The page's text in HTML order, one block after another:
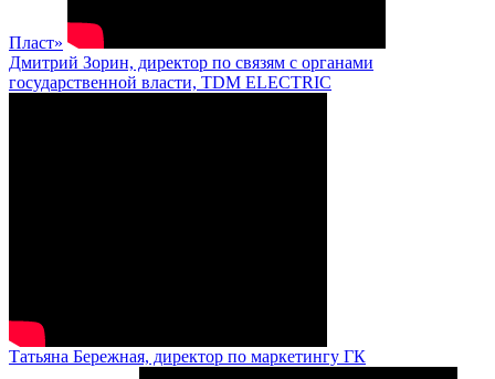
Пласт»
Дмитрий Зорин, директор по связям с органами
государственной власти, TDM ELECTRIC
Татьяна Бережная, директор по маркетингу ГК